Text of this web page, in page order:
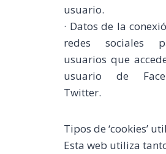
usuario.
· Datos de la
redes sociales
usuarios que
usuario de
Twitter.
Tipos de ‘cookies’
Esta web utiliza tanto